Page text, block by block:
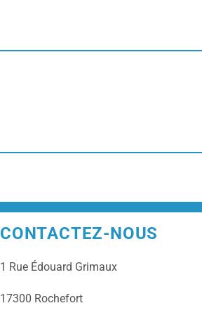
CONTACTEZ-NOUS
1 Rue Édouard Grimaux
17300 Rochefort